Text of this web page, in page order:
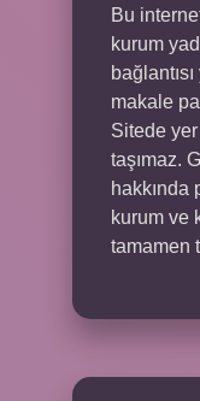
Bu
kurum
makale
Sitede
taşımaz.
hakkında
kurum ve
tamamen